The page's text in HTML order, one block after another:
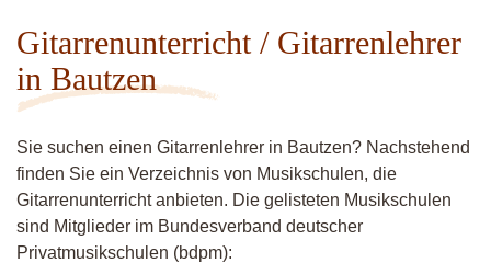
Gitarrenunterricht / Gitarrenlehrer
in Bautzen
Sie suchen einen Gitarrenlehrer in Bautzen? Nachstehend
finden Sie ein Verzeichnis von Musikschulen, die
Gitarrenunterricht anbieten. Die gelisteten Musikschulen
sind Mitglieder im Bundesverband deutscher
Privatmusikschulen (bdpm):